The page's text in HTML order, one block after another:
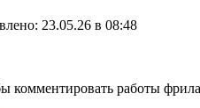
23.05.26 в 08:48
комментировать работы